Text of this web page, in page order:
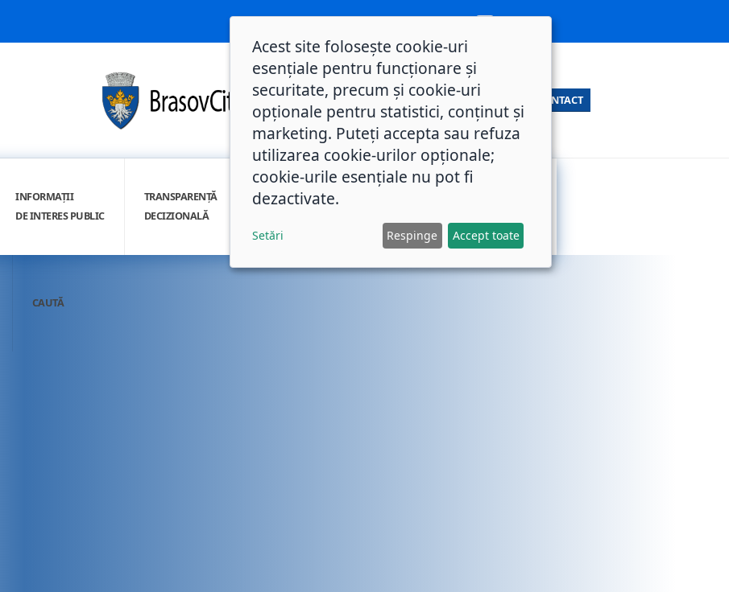
CONTACT
INFORMAȚII
DE INTERES PUBLIC
TRANSPARENȚĂ
DECIZIONALĂ
INTEGRITATE
CAUTĂ
Acest site folosește cookie-uri
esențiale pentru funcționare și
securitate, precum și cookie-uri
opționale pentru statistici, conținut și
marketing. Puteți accepta sau refuza
utilizarea cookie-urilor opționale;
cookie-urile esențiale nu pot fi
dezactivate.
Setări Respinge Accept toate